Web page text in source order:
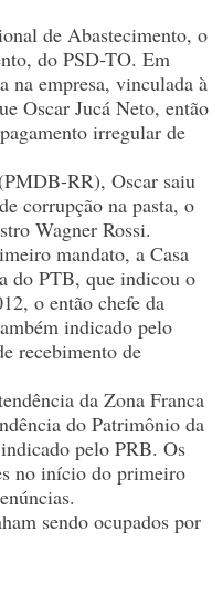
de Abastecimento, o
do PSD-TO. Em
na empresa, vinculada à
Oscar Jucá Neto, então
irregular de
RR), Oscar saiu
corrupção na pasta, o
Wagner Rossi.
mandato, a Casa
do PTB, que indicou o
o então chefe da
indicado pelo
recebimento de
da Zona Franca
do Patrimônio da
pelo PRB. Os
no início do primeiro
sendo ocupados por